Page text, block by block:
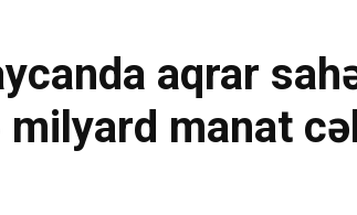
aqrar
milyard manat